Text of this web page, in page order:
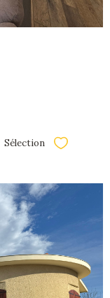
Sélection Sélectionner